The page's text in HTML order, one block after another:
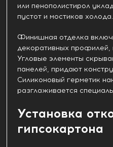
или пенополистирол
пустот и мостиков холода.
Финишная отделка
декоративных профилей,
Угловые элементы
панелей, придают
Силиконовый герметик
разглаживается
Установка
гипсокартона